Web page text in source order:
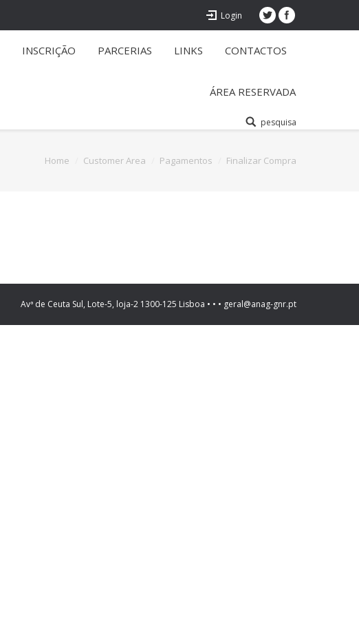
Login
INSCRIÇÃO PARCERIAS LINKS CONTACTOS
ÁREA RESERVADA
pesquisa
Home Customer Area Pagamentos Finalizar Compra
Avª de Ceuta Sul, Lote-5, loja-2 1300-125 Lisboa • • • geral@anag-gnr.pt